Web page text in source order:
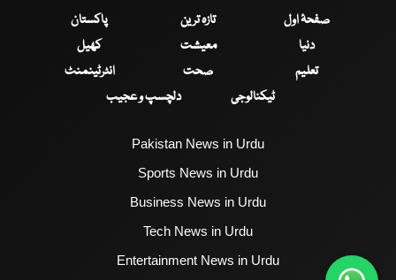
صفحۂ اول تازہ ترین
پاکستان
دنیا
معیشت
کھیل
تعلیم
صحت
انٹرٹینمنٹ
ٹیکنالوجی
دلچسپ و عجیب
Pakistan News in Urdu
Sports News in Urdu
Business News in Urdu
Tech News in Urdu
Entertainment News in Urdu